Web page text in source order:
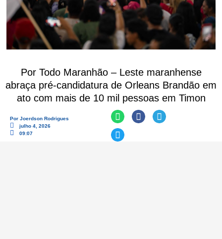
Por Todo Maranhão – Leste maranhense
abraça pré-candidatura de Orleans Brandão em
ato com mais de 10 mil pessoas em Timon
Por Joerdson Rodrigues
julho 4, 2026
09:07